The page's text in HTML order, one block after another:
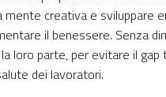
creativa e sviluppare
il benessere. Senza
loro parte, per evitare il gap
dei lavoratori.